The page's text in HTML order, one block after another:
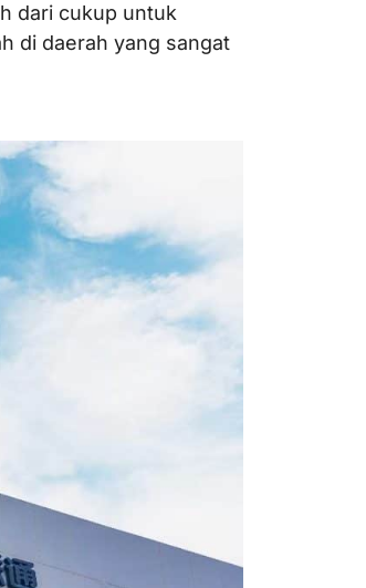
dari cukup untuk
di daerah yang sangat